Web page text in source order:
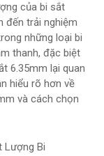
của bi sắt
đến trải nghiệm
những loại bi
thanh, đặc biệt
6.35mm lại quan
hiểu rõ hơn về
và cách chọn